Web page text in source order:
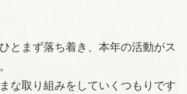
とまず落ち着き、本年の活動がス
な取り組みをしていくつもりです